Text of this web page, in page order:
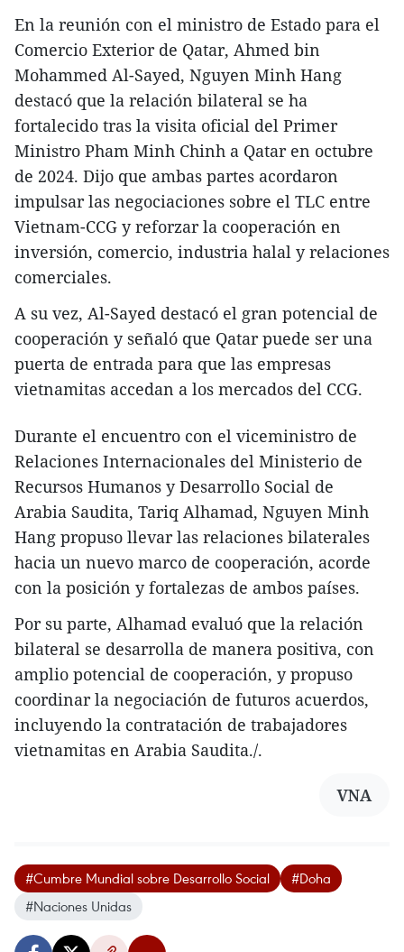
En la reunión con el ministro de Estado para el
Comercio Exterior de Qatar, Ahmed bin
Mohammed Al-Sayed, Nguyen Minh Hang
destacó que la relación bilateral se ha
fortalecido tras la visita oficial del Primer
Ministro Pham Minh Chinh a Qatar en octubre
de 2024. Dijo que ambas partes acordaron
impulsar las negociaciones sobre el TLC entre
Vietnam-CCG y reforzar la cooperación en
inversión, comercio, industria halal y relaciones
comerciales.
A su vez, Al-Sayed destacó el gran potencial de
cooperación y señaló que Qatar puede ser una
puerta de entrada para que las empresas
vietnamitas accedan a los mercados del CCG.
Durante el encuentro con el viceministro de
Relaciones Internacionales del Ministerio de
Recursos Humanos y Desarrollo Social de
Arabia Saudita, Tariq Alhamad, Nguyen Minh
Hang propuso llevar las relaciones bilaterales
hacia un nuevo marco de cooperación, acorde
con la posición y fortalezas de ambos países.
Por su parte, Alhamad evaluó que la relación
bilateral se desarrolla de manera positiva, con
amplio potencial de cooperación, y propuso
coordinar la negociación de futuros acuerdos,
incluyendo la contratación de trabajadores
vietnamitas en Arabia Saudita./.
VNA
#Cumbre Mundial sobre Desarrollo Social
#Doha
#Naciones Unidas